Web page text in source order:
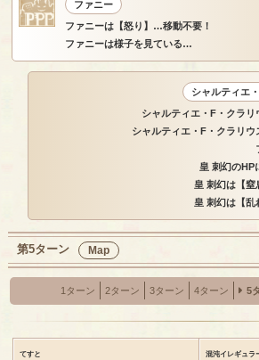
ファニー
ファニーは【怒り】…移動不要！
ファニーは様子を見ている…
シャルティエ
シャルティエ・F・クラリ
シャルティエ・F・クラリウ
皇 刺幻のHP
皇 刺幻は【窒
皇 刺幻は【乱
第5ターン Map
1ターン 2ターン 3ターン 4ターン 5
てすと 混沌イレギュラ